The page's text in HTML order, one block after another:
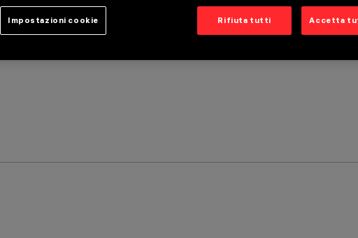
Rifiuta tutti Accetta
Impostazioni cookie